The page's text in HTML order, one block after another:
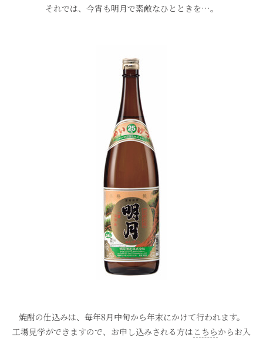
それでは、今宵も明月で素敵なひとときを…。
焼酎の仕込みは、毎年8月中旬から年末にかけて行われます。
工場見学ができますので、お申し込みされる方は こちらからお入